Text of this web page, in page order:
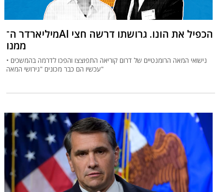
מיליארדר ה־AI הכפיל את הונו. גרושתו דרשה חצי
ממנו
נישואי המאה הרומנטיים של דרום קוריאה התפוצצו והפכו לדרמה בהמשכים •
עכשיו הם כבר מכונים "גירושי המאה"